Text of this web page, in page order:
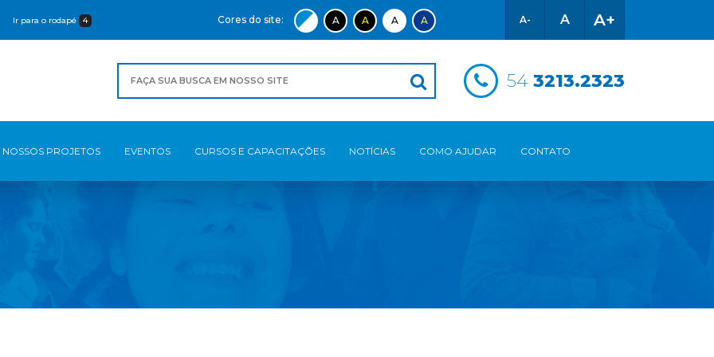
Ir para o rodapé 4 A- A A+
Cores do site: A A A A
54 3213.2323
NOSSOS PROJETOS EVENTOS CURSOS E CAPACITAÇÕES NOTÍCIAS COMO AJUDAR CONTATO